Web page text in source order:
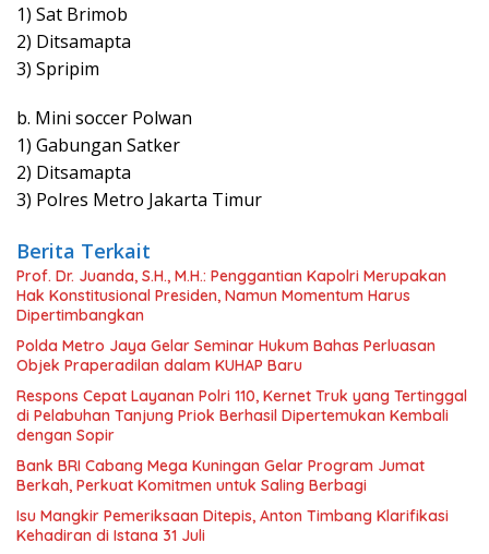
1) Sat Brimob
2) Ditsamapta
3) Spripim
b. Mini soccer Polwan
1) Gabungan Satker
2) Ditsamapta
3) Polres Metro Jakarta Timur
Berita Terkait
Prof. Dr. Juanda, S.H., M.H.: Penggantian Kapolri Merupakan
Hak Konstitusional Presiden, Namun Momentum Harus
Dipertimbangkan
Polda Metro Jaya Gelar Seminar Hukum Bahas Perluasan
Objek Praperadilan dalam KUHAP Baru
Respons Cepat Layanan Polri 110, Kernet Truk yang Tertinggal
di Pelabuhan Tanjung Priok Berhasil Dipertemukan Kembali
dengan Sopir
Bank BRI Cabang Mega Kuningan Gelar Program Jumat
Berkah, Perkuat Komitmen untuk Saling Berbagi
Isu Mangkir Pemeriksaan Ditepis, Anton Timbang Klarifikasi
Kehadiran di Istana 31 Juli